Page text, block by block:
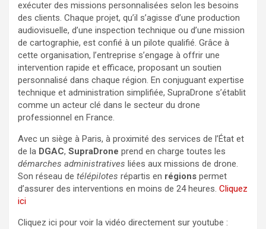
exécuter des missions personnalisées selon les besoins
des clients. Chaque projet, qu’il s’agisse d’une production
audiovisuelle, d’une inspection technique ou d’une mission
de cartographie, est confié à un pilote qualifié. Grâce à
cette organisation, l’entreprise s’engage à offrir une
intervention rapide et efficace, proposant un soutien
personnalisé dans chaque région. En conjuguant expertise
technique et administration simplifiée, SupraDrone s’établit
comme un acteur clé dans le secteur du drone
professionnel en France.
Avec un siège à Paris, à proximité des services de l’État et
de la DGAC, SupraDrone prend en charge toutes les
démarches administratives liées aux missions de drone.
Son réseau de télépilotes répartis en régions permet
d’assurer des interventions en moins de 24 heures. Cliquez
ici
Cliquez ici pour voir la vidéo directement sur youtube :